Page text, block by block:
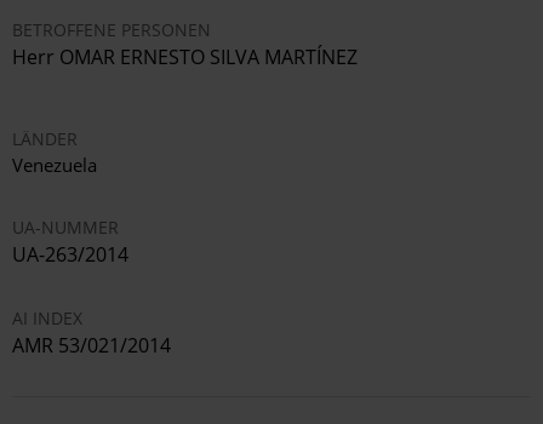
BETROFFENE PERSONEN
Herr OMAR ERNESTO SILVA MARTÍNEZ
LÄNDER
Venezuela
UA-NUMMER
UA-263/2014
AI INDEX
AMR 53/021/2014